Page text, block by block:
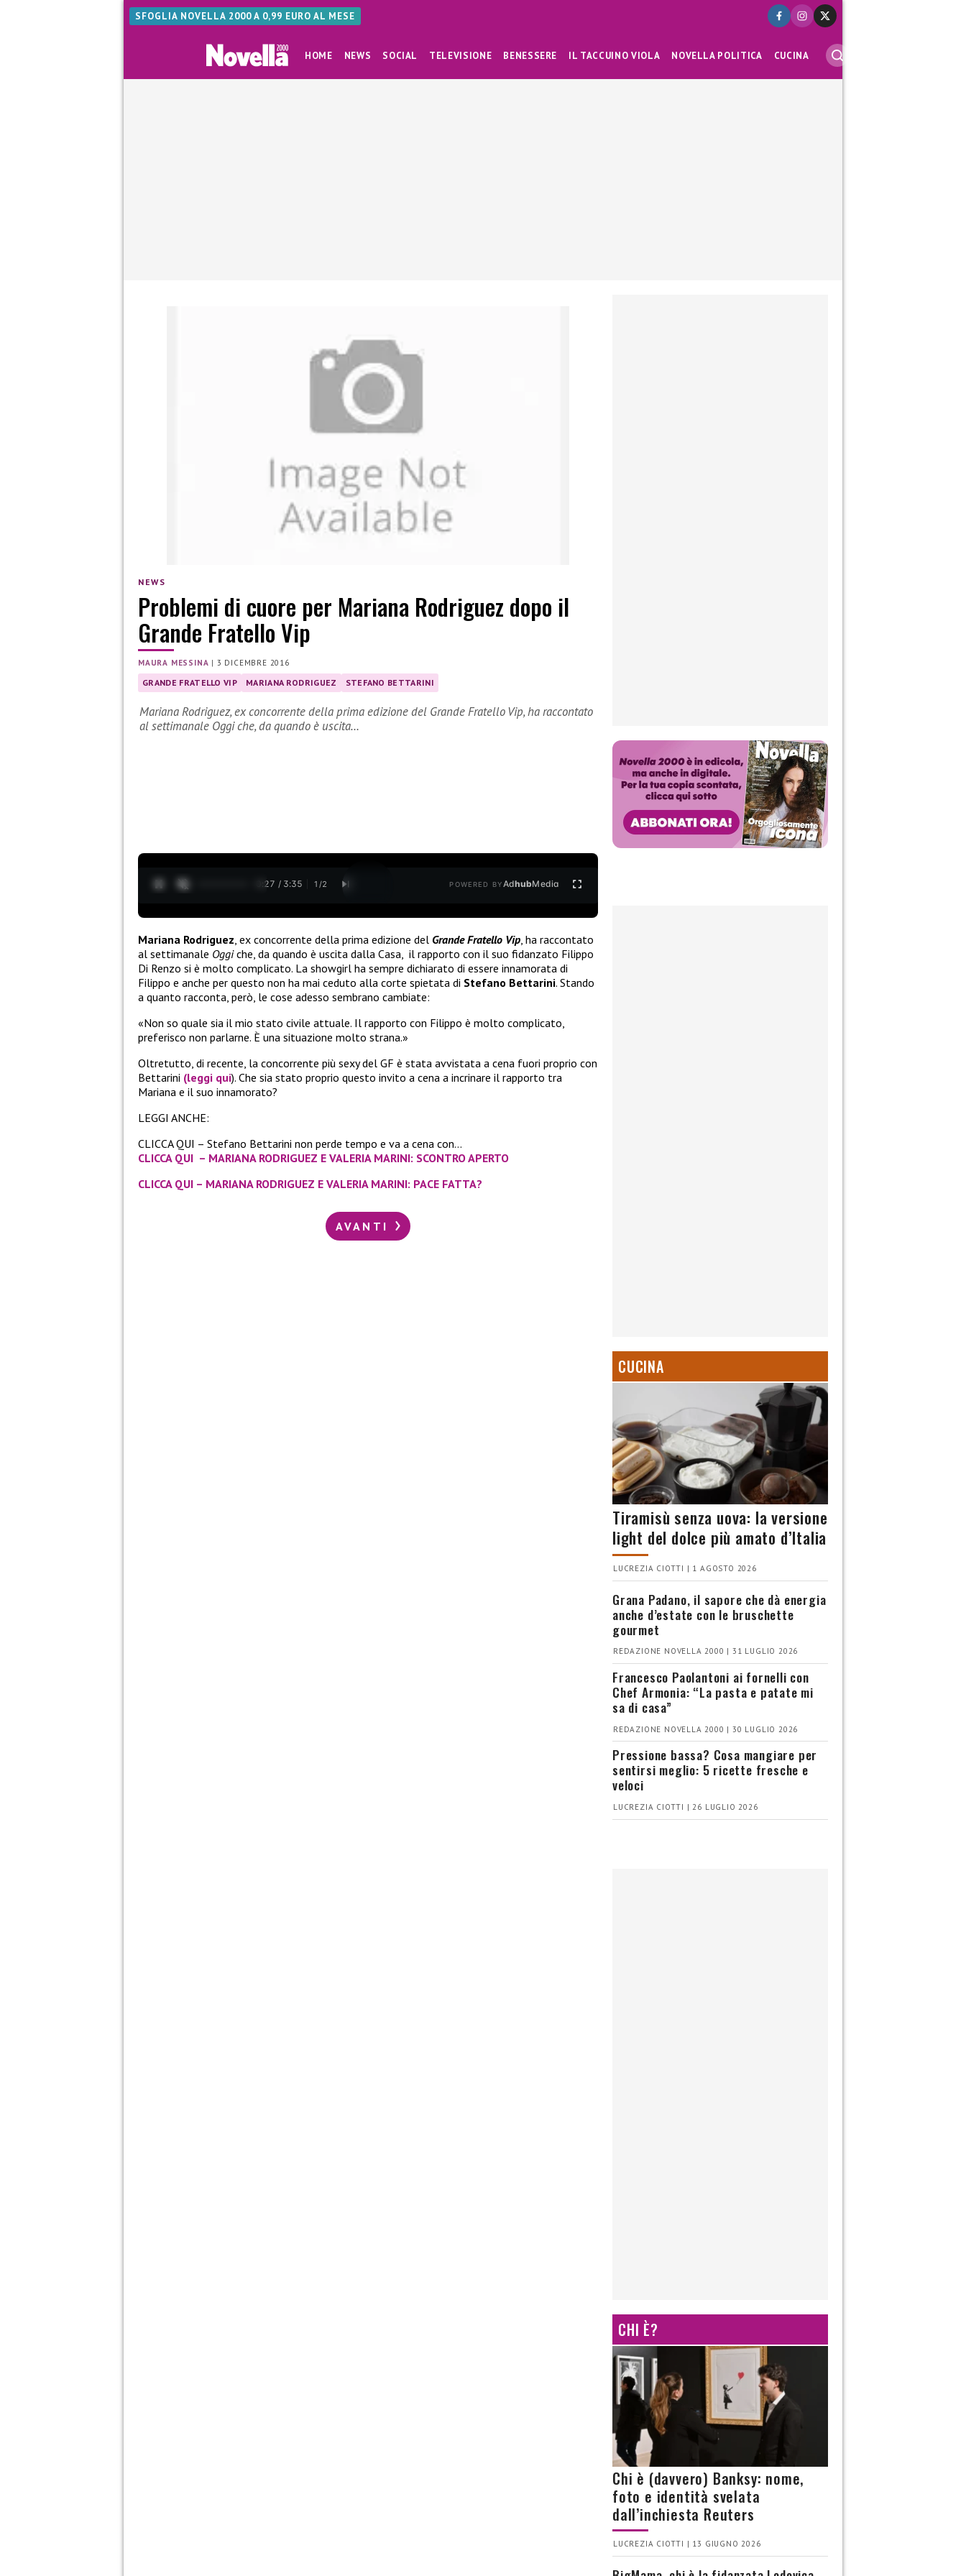
SFOGLIA NOVELLA 2000 A 0,99 EURO AL MESE
HOME NEWS SOCIAL TELEVISIONE BENESSERE IL TACCUINO VIOLA NOVELLA POLITICA CUCINA
NEWS
Problemi di cuore per Mariana Rodriguez dopo il
Grande Fratello Vip
MAURA MESSINA | 3 DICEMBRE 2016
GRANDE FRATELLO VIP MARIANA RODRIGUEZ STEFANO BETTARINI
Mariana Rodriguez, ex concorrente della prima edizione del Grande Fratello Vip, ha raccontato
al settimanale Oggi che, da quando è uscita…
0:27 / 3:35 1 /2 POWERED BYAdhubMedia
Mariana Rodriguez , ex concorrente della prima edizione del Grande Fratello Vip , ha raccontato
al settimanale Oggiche, da quando è uscita dalla Casa, il rapporto con il suo fidanzato Filippo
Di Renzo si è molto complicato. La showgirl ha sempre dichiarato di essere innamorata di
Filippo e anche per questo non ha mai ceduto alla corte spietata di Stefano Bettarini. Stando
a quanto racconta, però, le cose adesso sembrano cambiate:
«Non so quale sia il mio stato civile attuale. Il rapporto con Filippo è molto complicato,
preferisco non parlarne. È una situazione molto strana.»
Oltretutto, di recente, la concorrente più sexy del GF è stata avvistata a cena fuori proprio con
Bettarini (leggi qui). Che sia stato proprio questo invito a cena a incrinare il rapporto tra
Mariana e il suo innamorato?
LEGGI ANCHE:
CLICCA QUI – Stefano Bettarini non perde tempo e va a cena con…
CLICCA QUI – MARIANA RODRIGUEZ E VALERIA MARINI: SCONTRO APERTO
CLICCA QUI – MARIANA RODRIGUEZ E VALERIA MARINI: PACE FATTA?
AVANTI
CUCINA
Tiramisù senza uova: la versione
light del dolce più amato d’Italia
LUCREZIA CIOTTI | 1 AGOSTO 2026
Grana Padano, il sapore che dà energia
anche d’estate con le bruschette
gourmet
REDAZIONE NOVELLA 2000 | 31 LUGLIO 2026
Francesco Paolantoni ai fornelli con
Chef Armonia: “La pasta e patate mi
sa di casa”
REDAZIONE NOVELLA 2000 | 30 LUGLIO 2026
Pressione bassa? Cosa mangiare per
sentirsi meglio: 5 ricette fresche e
veloci
LUCREZIA CIOTTI | 26 LUGLIO 2026
CHI È?
Chi è (davvero) Banksy: nome,
foto e identità svelata
dall’inchiesta Reuters
LUCREZIA CIOTTI | 13 GIUGNO 2026